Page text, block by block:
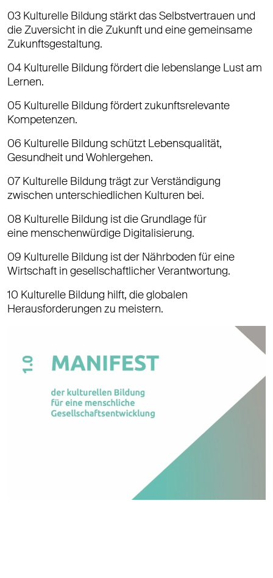
03 Kulturelle Bildung stärkt das Selbstvertrauen und
die Zuversicht in die Zukunft und eine gemeinsame
Zukunftsgestaltung.
04 Kulturelle Bildung fördert die lebenslange Lust am
Lernen.
05 Kulturelle Bildung fördert zukunftsrelevante
Kompetenzen.
06 Kulturelle Bildung schützt Lebensqualität,
Gesundheit und Wohlergehen.
07 Kulturelle Bildung trägt zur Verständigung
zwischen unterschiedlichen Kulturen bei.
08 Kulturelle Bildung ist die Grundlage für
eine menschenwürdige Digitalisierung.
09 Kulturelle Bildung ist der Nährboden für eine
Wirtschaft in gesellschaftlicher Verantwortung.
10 Kulturelle Bildung hilft, die globalen
Herausforderungen zu meistern.